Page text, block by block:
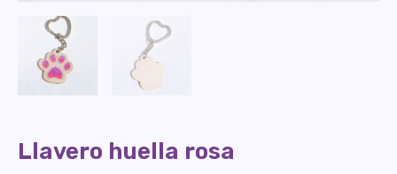
Llavero huella rosa